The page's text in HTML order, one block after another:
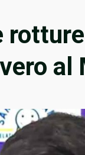
al